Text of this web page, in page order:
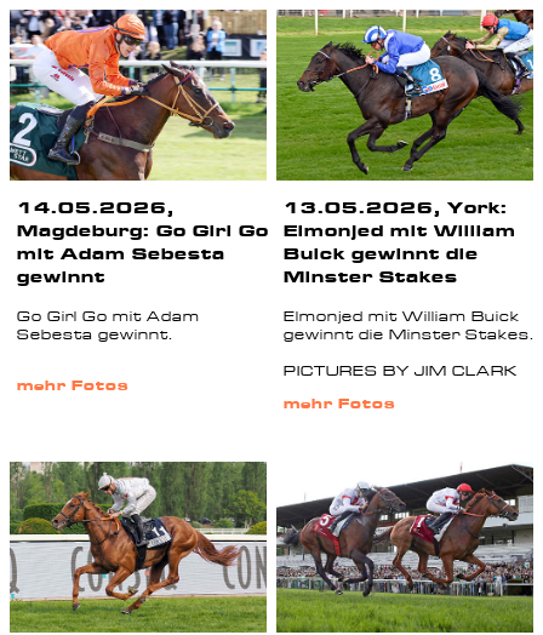
14.05.2026,
Magdeburg: Go Girl Go
mit Adam Sebesta
gewinnt
Go Girl Go mit Adam
Sebesta gewinnt.
mehr Fotos
13.05.2026, York:
Elmonjed mit William
Buick gewinnt die
Minster Stakes
Elmonjed mit William Buick
gewinnt die Minster Stakes.
PICTURES BY JIM CLARK
mehr Fotos